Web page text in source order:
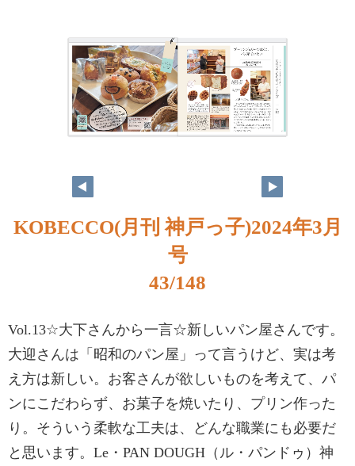
KOBECCO(月刊 神戸っ子)2024年3月
号
43/148
Vol.13☆大下さんから一言☆新しいパン屋さんです。
大迎さんは「昭和のパン屋」って言うけど、実は考
え方は新しい。お客さんが欲しいものを考えて、パ
ンにこだわらず、お菓子を焼いたり、プリン作った
り。そういう柔軟な工夫は、どんな職業にも必要だ
と思います。Le・PAN DOUGH（ル・パンドゥ）神